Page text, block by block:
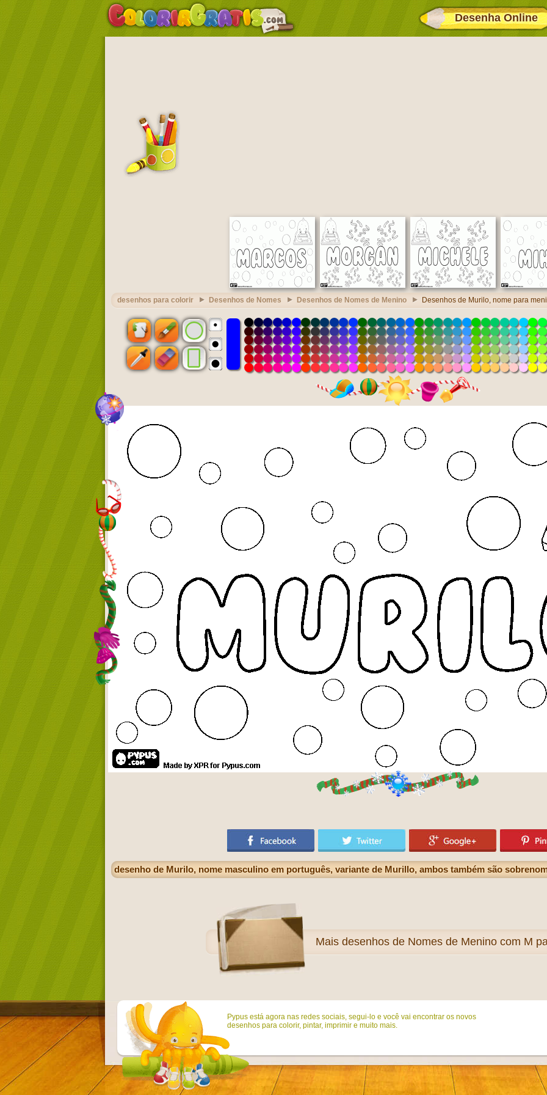
Desenha Online
desenhos para colorir Desenhos de Nomes Desenhos de Nomes de Menino Desenhos de Murilo, nome para
desenho de Murilo, nome masculino em português, variante de Murillo, ambos também são
Mais desenhos de Nomes de Menino com M
Pypus está agora nas redes sociais, segui-lo e você vai encontrar os novos
desenhos para colorir, pintar, imprimir e muito mais.